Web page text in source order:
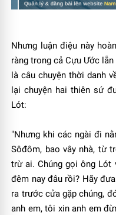
Nhưng luận điệu này
ràng trong cả Cựu Ước
là câu chuyện thời danh
lại chuyện hai thiên sứ
Lót:
"Nhưng khi các ngài đi
Sôđôm, bao vây nhà, từ
trừ ai. Chúng gọi ông Lót
đêm nay đâu rồi? Hãy
ra trước cửa gặp chúng,
anh em, tôi xin anh em